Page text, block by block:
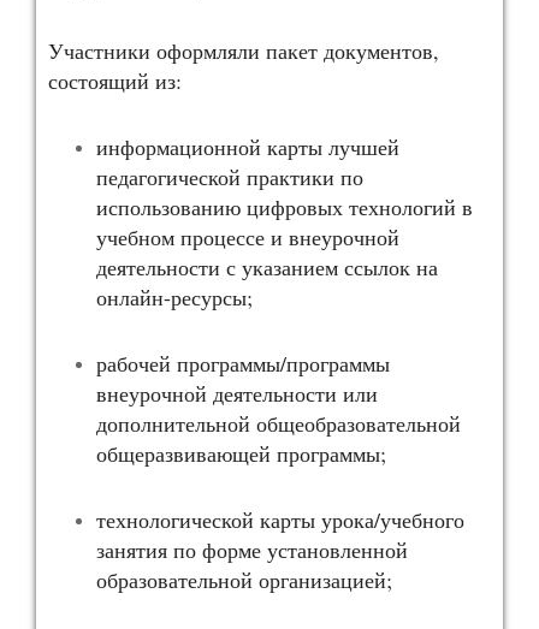
Участники оформляли пакет документов,
состоящий из:
информационной карты лучшей
педагогической практики по
использованию цифровых технологий в
учебном процессе и внеурочной
деятельности с указанием ссылок на
онлайн-ресурсы;
рабочей программы/программы
внеурочной деятельности или
дополнительной общеобразовательной
общеразвивающей программы;
технологической карты урока/учебного
занятия по форме установленной
образовательной организацией;